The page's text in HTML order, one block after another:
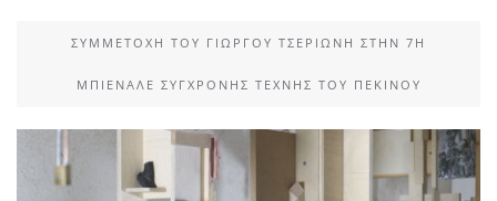
ΣΥΜΜΕΤΟΧΉ ΤΟΥ ΓΙΏΡΓΟΥ ΤΣΕΡΙΏΝΗ ΣΤΗΝ 7Η
ΜΠΙΕΝΆΛΕ ΣΎΓΧΡΟΝΗΣ ΤΈΧΝΗΣ ΤΟΥ ΠΕΚΊΝΟΥ